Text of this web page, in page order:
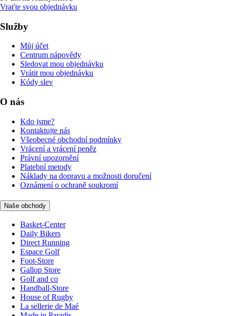
Vraťte svou objednávku
Služby
Můj účet
Centrum nápovědy
Sledovat mou objednávku
Vrátit mou objednávku
Kódy slev
O nás
Kdo jsme?
Kontaktujte nás
Všeobecné obchodní podmínky
Vrácení a vrácení peněz
Právní upozornění
Platební metody
Náklady na dopravu a možnosti doručení
Oznámení o ochraně soukromí
Naše obchody
Basket-Center
Daily Bikers
Direct Running
Espace Golf
Foot-Store
Gallop Store
Golf and co
Handball-Store
House of Rugby
La sellerie de Maé